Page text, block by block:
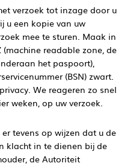
verzoek tot inzage door u
u een kopie van uw
mee te sturen. Maak in
readable zone, de
het paspoort),
(BSN) zwart.
We reageren zo snel
weken, op uw verzoek.
tevens op wijzen dat u de
klacht in te dienen bij de
de Autoriteit